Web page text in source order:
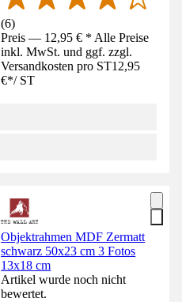
(6)
Preis — 12,95 € * Alle Preise
inkl. MwSt. und ggf. zzgl.
Versandkosten pro ST12,95
€*/ ST
Objektrahmen MDF Zermatt
schwarz 50x23 cm 3 Fotos
13x18 cm
Artikel wurde noch nicht
bewertet.